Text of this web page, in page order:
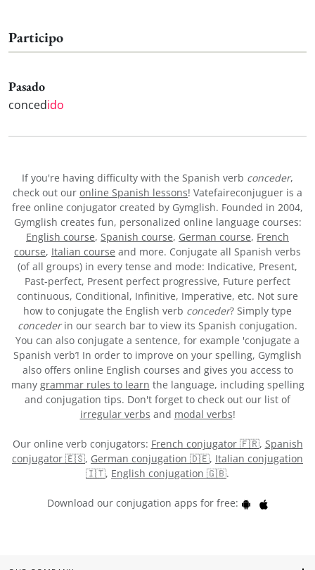
Participo
Pasado
concedido
If you're having difficulty with the Spanish verb conceder,
check out our online Spanish lessons! Vatefaireconjuguer is a
free online conjugator created by Gymglish. Founded in 2004,
Gymglish creates fun, personalized online language courses:
English course, Spanish course, German course, French
course, Italian course and more. Conjugate all Spanish verbs
(of all groups) in every tense and mode: Indicative, Present,
Past-perfect, Present perfect progressive, Future perfect
continuous, Conditional, Infinitive, Imperative, etc. Not sure
how to conjugate the English verb conceder? Simply type
concederin our search bar to view its Spanish conjugation.
You can also conjugate a sentence, for example 'conjugate a
Spanish verb’! In order to improve on your spelling, Gymglish
also offers online English courses and gives you access to
many grammar rules to learn the language, including spelling
and conjugation tips. Don't forget to check out our list of
irregular verbs and modal verbs!
Our online verb conjugators: French conjugator 🇫🇷, Spanish
conjugator 🇪🇸, German conjugation 🇩🇪, Italian conjugation
🇮🇹, English conjugation 🇬🇧.
Download our conjugation apps for free: